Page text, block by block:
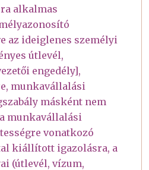
alkalmas
az ideiglenes személyi
útlevél,
engedély],
munkavállalási
másként nem
munkavállalási
vonatkozó
kiállított igazolásra, a
(útlevél, vízum,